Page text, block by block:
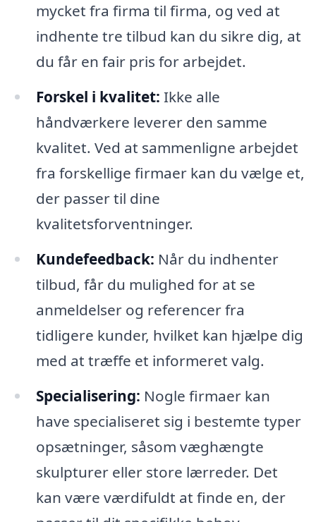
mycket fra firma til firma, og ved at
indhente tre tilbud kan du sikre dig, at
du får en fair pris for arbejdet.
Forskel i kvalitet: Ikke alle
håndværkere leverer den samme
kvalitet. Ved at sammenligne arbejdet
fra forskellige firmaer kan du vælge et,
der passer til dine
kvalitetsforventninger.
Kundefeedback: Når du indhenter
tilbud, får du mulighed for at se
anmeldelser og referencer fra
tidligere kunder, hvilket kan hjælpe dig
med at træffe et informeret valg.
Specialisering: Nogle firmaer kan
have specialiseret sig i bestemte typer
opsætninger, såsom væghængte
skulpturer eller store lærreder. Det
kan være værdifuldt at finde en, der